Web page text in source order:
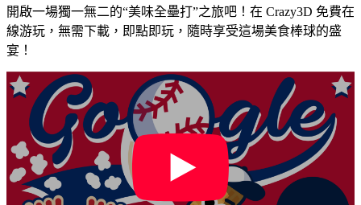
開啟一場獨一無二的“美味全壘打”之旅吧！在 Crazy3D 免費在
線游玩，無需下載，即點即玩，隨時享受這場美食棒球的盛
宴！